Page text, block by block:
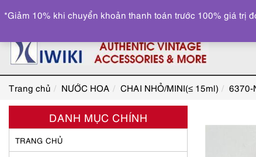
Trang chủ NƯỚC HOA CHAI NHỎ/MINI(≤ 15ml) 6370-
DANH MỤC CHÍNH
TRANG CHỦ
*Giảm 10% khi chuyển khoản thanh toán trước 100% giá trị